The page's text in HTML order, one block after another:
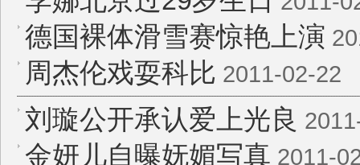
德国裸体滑雪赛惊艳上演
周杰伦戏耍科比 2011-02-22
刘璇公开承认爱上光良
金妍儿自曝妩媚写真 2011-